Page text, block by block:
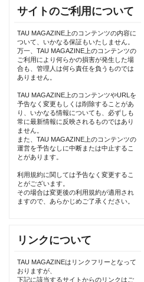
サイトのご利用について
TAU MAGAZINE上のコンテンツの内容に
ついて、いかなる保証もいたしません。
万一、TAU MAGAZINE上のコンテンツの
ご利用により何らかの損害が発生した場
合も、管理人は何ら責任を負うものでは
ありません。
TAU MAGAZINE上のコンテンツやURLを
予告なく変更もしくは削除することがあ
り、いかなる情報についても、必ずしも
常に最新情報に反映されるものではあり
ません。
また、TAU MAGAZINE上のコンテンツの
運営を予告なしに中断または中止するこ
とがあります。
利用規約に関しては予告なく変更するこ
とがございます。
その場合は変更後の利用規約が適用され
ますので、あらかじめご了承ください。
リンクについて
TAU MAGAZINEはリンクフリーとなって
おりますが、
下記に該当するサイトからのリンクはご